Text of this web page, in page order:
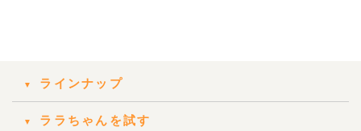
ラインナップ
ララちゃんを試す